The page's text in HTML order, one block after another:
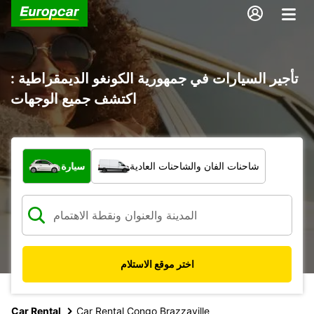
تأجير السيارات في جمهورية الكونغو الديمقراطية :
اكتشف جميع الوجهات
ما نوع المركبة؟
سيارة شاحنات الفان والشاحنات العادية
اختر موقع الاستلام
Car Rental Car Rental Congo Brazzaville